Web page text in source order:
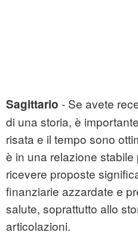
Sagittario - Se avete
di una storia, è
risata e il tempo sono
è in una relazione
ricevere proposte
finanziarie azzardate e
salute, soprattutto allo
articolazioni.